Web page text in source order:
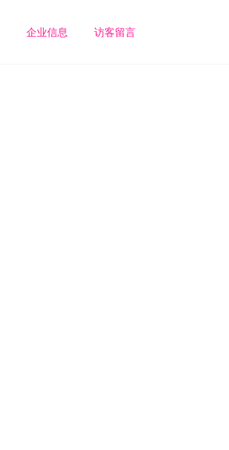
企业信息 访客留言